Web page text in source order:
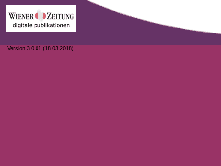
Version 3.0.01 (18.03.2018)